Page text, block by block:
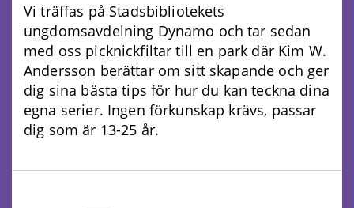
Vi träffas på Stadsbibliotekets
ungdomsavdelning Dynamo och tar sedan
med oss picknickfiltar till en park där Kim W.
Andersson berättar om sitt skapande och ger
dig sina bästa tips för hur du kan teckna dina
egna serier. Ingen förkunskap krävs, passar
dig som är 13-25 år.